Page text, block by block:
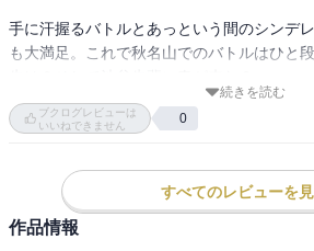
真子ちゃんは好きなキャラだけれど
JAFに登録していないのかなとか
その場でお金を渡すくらいで後日会いましょ
どうなのだろうと思う。
実際こんなことをする人がいたら確かに店
デートという訳でもない、お礼という設定
の友達なんか来られたらドン引く。
紹介だけする、という池谷さん、やっぱりモ
手に汗握るバトルとあっという間のシンデ
も大満足。これで秋名山でのバトルはひと
続きを読む
ブクログレビューは
いいねできません
0
すべてのレビューを
作品情報